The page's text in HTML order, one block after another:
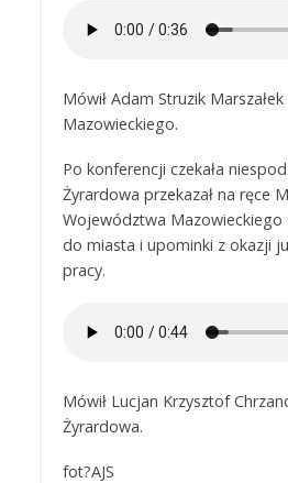
Mówił Adam Struzik
Mazowieckiego.
Po konferencji czekała
Żyrardowa przekazał na ręce
Województwa Mazowieckiego
do miasta i upominki z okazji
pracy.
Mówił Lucjan Krzysztof
Żyrardowa.
fot?AJS